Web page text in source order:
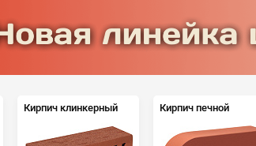
Кирпич клинкерный Кирпич печной